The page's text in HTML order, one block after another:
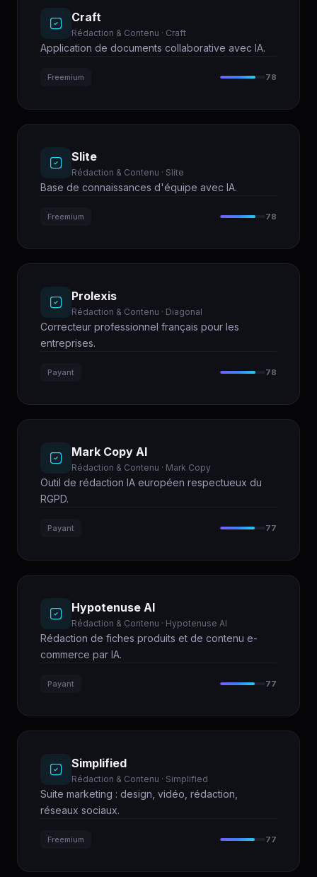
Craft
Rédaction & Contenu · Craft
Application de documents collaborative avec IA.
Freemium 78
Slite
Rédaction & Contenu · Slite
Base de connaissances d'équipe avec IA.
Freemium 78
Prolexis
Rédaction & Contenu · Diagonal
Correcteur professionnel français pour les
entreprises.
Payant 78
Mark Copy AI
Rédaction & Contenu · Mark Copy
Outil de rédaction IA européen respectueux du
RGPD.
Payant 77
Hypotenuse AI
Rédaction & Contenu · Hypotenuse AI
Rédaction de fiches produits et de contenu e-
commerce par IA.
Payant 77
Simplified
Rédaction & Contenu · Simplified
Suite marketing : design, vidéo, rédaction,
réseaux sociaux.
Freemium 77